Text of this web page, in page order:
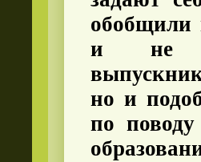
обобщили
и не
но и
по